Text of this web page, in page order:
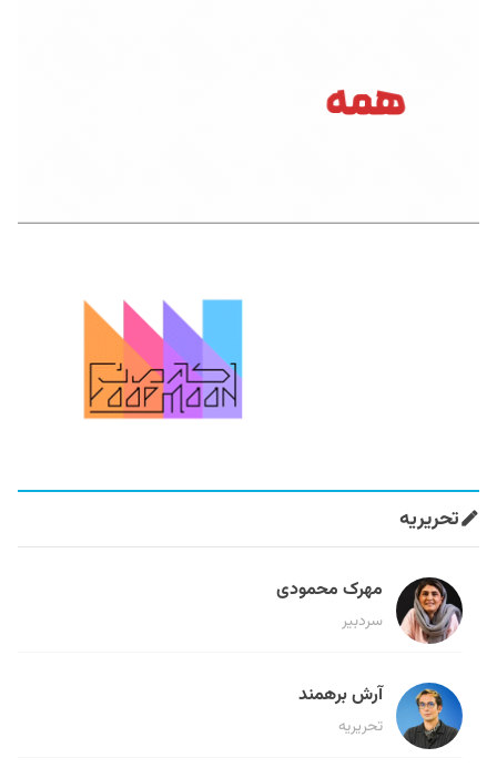
تحریریه
مهرک محمودی
سردبیر
آرش برهمند
تحریریه